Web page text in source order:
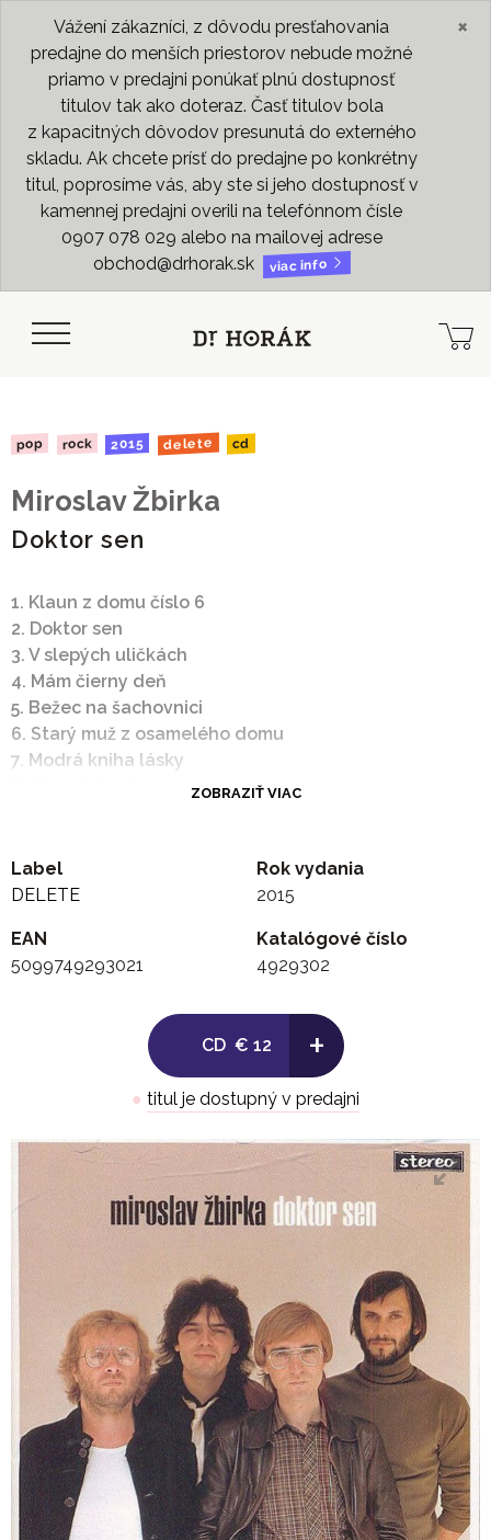
Vážení zákazníci, z dôvodu presťahovania
predajne do menších priestorov nebude možné
priamo v predajni ponúkať plnú dostupnosť
titulov tak ako doteraz. Časť titulov bola
z kapacitných dôvodov presunutá do externého
skladu. Ak chcete prísť do predajne po konkrétny
titul, poprosíme vás, aby ste si jeho dostupnosť v
kamennej predajni overili na telefónnom čísle
0907 078 029 alebo na mailovej adrese
obchod@drhorak.sk
viac info
×
pop rock 2015 delete cd
Miroslav Žbirka
Doktor sen
1. Klaun z domu číslo 6
2. Doktor sen
3. V slepých uličkách
4. Mám čierny deň
5. Bežec na šachovnici
6. Starý muž z osamelého domu
7. Modrá kniha lásky
11. Sedem divov tvojich líc
12. Balada o poľných vtákoch
ZOBRAZIŤ VIAC
Label
DELETE
Rok vydania
2015
EAN
5099749293021
Katalógové číslo
4929302
CD € 12 +
● titul je dostupný v predajni